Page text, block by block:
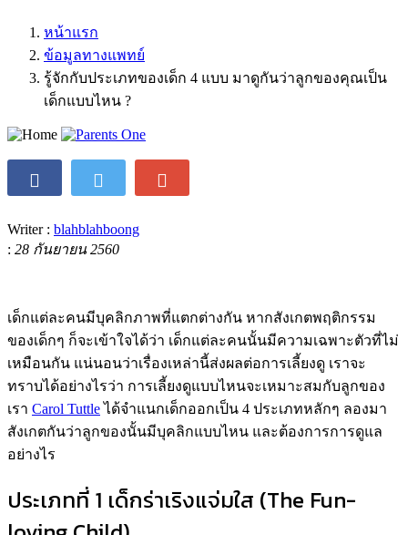
รู้จักกับประเภทของเด็ก 4 แบบ มา
ดูกันว่าลูกของคุณเป็นเด็กแบบ
ไหน ?
หน้าแรก
ข้อมูลทางแพทย์
Writer :blahblahboong
:28 กันยายน 2560
เด็กแต่ละคนมีบุคลิกภาพที่แตกต่างกัน หากสังเกตพฤติกรรม